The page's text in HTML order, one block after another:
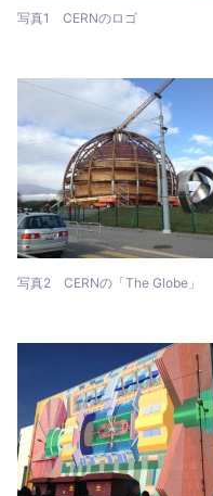
写真1 CERNのロゴ
写真2 CERNの「The Globe」